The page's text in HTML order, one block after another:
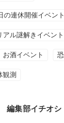
の連休開催イベント
アル謎解きイベント
お酒イベント
観測
編集部イチオシ